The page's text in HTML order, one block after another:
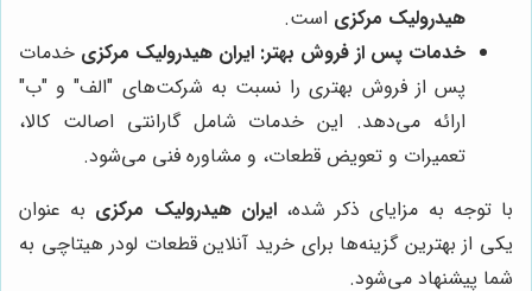
هیدرولیک مرکزی است.
خدمات پس از فروش بهتر: ایران هیدرولیک مرکزی خدمات
پس از فروش بهتری را نسبت به شرکت‌های "الف" و "ب"
ارائه می‌دهد. این خدمات شامل گارانتی اصالت کالا،
تعمیرات و تعویض قطعات، و مشاوره فنی می‌شود.
با توجه به مزایای ذکر شده،ایران هیدرولیک مرکزی به عنوان
یکی از بهترین گزینه‌ها برای خرید آنلاین قطعات لودر هیتاچی به
شما پیشنهاد می‌شود.